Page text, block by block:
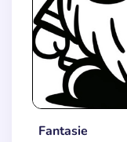
Fantasie